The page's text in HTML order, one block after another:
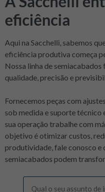
eficiência
Aqui na Sacchelli, sabemos
eficiência produtiva começa
Nossa linha de
qualidade, precisão e
Fornecemos peças com
sob medida e suporte técnico
sua operação trabalhe com
objetivo é otimizar custos,
produtividade, fale conosco e
semiacabados podem